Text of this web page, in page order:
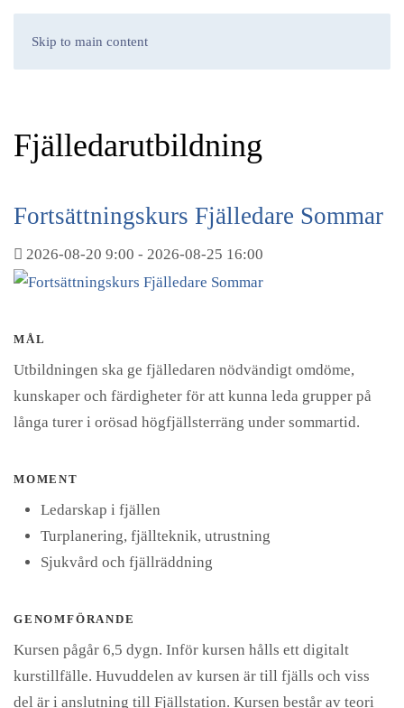
Skip to main content
Fjälledarutbildning
Fortsättningskurs Fjälledare Sommar
2026-08-20 9:00 - 2026-08-25 16:00
MÅL
Utbildningen ska ge fjälledaren nödvändigt omdöme,
kunskaper och färdigheter för att kunna leda grupper på
långa turer i orösad högfjällsterräng under sommartid.
MOMENT
Ledarskap i fjällen
Turplanering, fjällteknik, utrustning
Sjukvård och fjällräddning
GENOMFÖRANDE
Kursen pågår 6,5 dygn. Inför kursen hålls ett digitalt
kurstillfälle. Huvuddelen av kursen är till fjälls och viss
del är i anslutning till Fjällstation. Kursen består av teori